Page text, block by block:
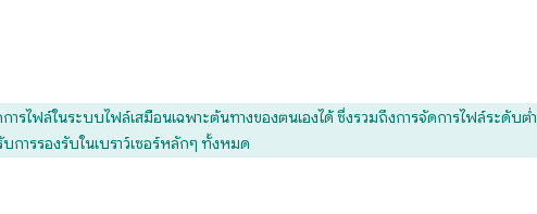
ไฟล์ในระบบไฟล์เสมือนเฉพาะต้นทางของตนเองได้ ซึ่งรวมถึงการจัดการไฟล์ระดับต่ำ
การรองรับในเบราว์เซอร์หลักๆ ทั้งหมด